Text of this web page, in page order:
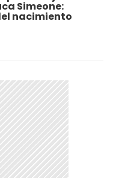
Simeone:
nacimiento